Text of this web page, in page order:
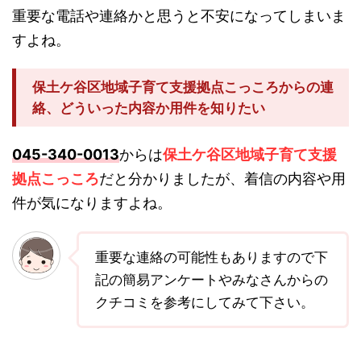
重要な電話や連絡かと思うと不安になってしまいま
すよね。
保土ケ谷区地域子育て支援拠点こっころからの連
絡、どういった内容か用件を知りたい
045-340-0013からは保土ケ谷区地域子育て支援
拠点こっころだと分かりましたが、着信の内容や用
件が気になりますよね。
重要な連絡の可能性もありますので下
記の簡易アンケートやみなさんからの
クチコミを参考にしてみて下さい。